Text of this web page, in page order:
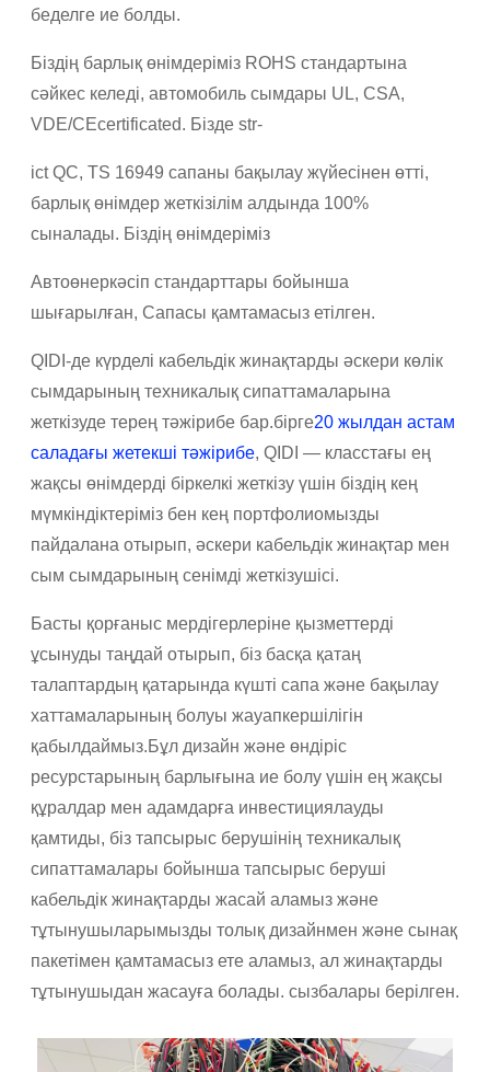
беделге ие болды.
Біздің барлық өнімдеріміз ROHS стандартына
сәйкес келеді, автомобиль сымдары UL, CSA,
VDE/CEcertificated. Бізде str-
ict QC, TS 16949 сапаны бақылау жүйесінен өтті,
барлық өнімдер жеткізілім алдында 100%
сыналады. Біздің өнімдеріміз
Автоөнеркәсіп стандарттары бойынша
шығарылған, Сапасы қамтамасыз етілген.
QIDI-де күрделі кабельдік жинақтарды әскери көлік
сымдарының техникалық сипаттамаларына
жеткізуде терең тәжірибе бар.бірге20 жылдан астам
саладағы жетекші тәжірибе, QIDI — класстағы ең
жақсы өнімдерді біркелкі жеткізу үшін біздің кең
мүмкіндіктеріміз бен кең портфолиомызды
пайдалана отырып, әскери кабельдік жинақтар мен
сым сымдарының сенімді жеткізушісі.
Басты қорғаныс мердігерлеріне қызметтерді
ұсынуды таңдай отырып, біз басқа қатаң
талаптардың қатарында күшті сапа және бақылау
хаттамаларының болуы жауапкершілігін
қабылдаймыз.Бұл дизайн және өндіріс
ресурстарының барлығына ие болу үшін ең жақсы
құралдар мен адамдарға инвестициялауды
қамтиды, біз тапсырыс берушінің техникалық
сипаттамалары бойынша тапсырыс беруші
кабельдік жинақтарды жасай аламыз және
тұтынушыларымызды толық дизайнмен және сынақ
пакетімен қамтамасыз ете аламыз, ал жинақтарды
тұтынушыдан жасауға болады. сызбалары берілген.